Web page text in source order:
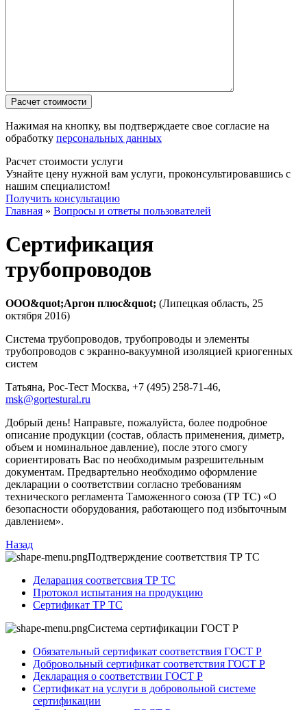
Нажимая на кнопку, вы подтверждаете свое согласие на
обработку персональных данных
Расчет стоимости услуги
Узнайте цену нужной вам услуги, проконсультировавшись с
нашим специалистом!
Получить консультацию
Главная » Вопросы и ответы пользователей
Сертификация
трубопроводов
ООО&quot;Аргон плюс&quot; (Липецкая область, 25
октября 2016)
Система трубопроводов, трубопроводы и элементы
трубопроводов с экранно-вакуумной изоляцией криогенных
систем
Татьяна, Рос-Тест Москва, +7 (495) 258-71-46,
msk@gortestural.ru
Добрый день! Направьте, пожалуйста, более подробное
описание продукции (состав, область применения, диметр,
объем и номинальное давление), после этого смогу
сориентировать Вас по необходимым разрешительным
документам. Предвартельно необходимо оформление
декларации о соответствии согласно требованиям
технического регламента Таможенного союза (ТР ТС) «О
безопасности оборудования, работающего под избыточным
давлением».
Назад
Подтверждение соответствия ТР ТС
Деларация соответсвия ТР ТС
Протокол испытания на продукцию
Сертификат ТР ТС
Система сертификации ГОСТ Р
Обязательный сертификат соответствия ГОСТ Р
Добровольный сертификат соответствия ГОСТ Р
Декларация о соответствии ГОСТ Р
Сертификат на услуги в добровольной системе
сертификации